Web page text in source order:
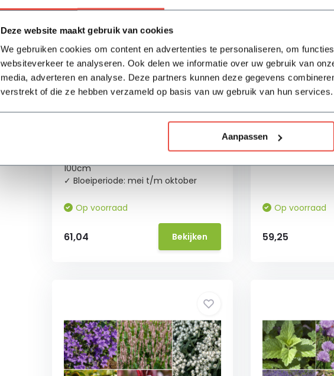
Deze website maakt gebruik van cookies
We gebruiken cookies om content en advertenties te personaliseren, om
websiteverkeer te analyseren. Ook delen we informatie over uw gebruik van
media, adverteren en analyse. Deze partners kunnen deze gegevens
verstrekt of die ze hebben verzameld op basis van uw gebruik van hun services.
Aanpassen
Plantenpakket voor buiten -
100cm
✓ Bloeiperiode: mei t/m oktober
Op voorraad
61,04 Bekijken
Borderpakket
✓ Max. hoogte
✓ Bloeiperiode:
Op voorraad
59,25